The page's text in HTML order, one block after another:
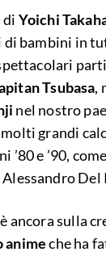
di Yoichi
bambini in
Tsubasa,
nel nostro
grandi
’80 e ’90,
Del
ancora sulla
animeche ha